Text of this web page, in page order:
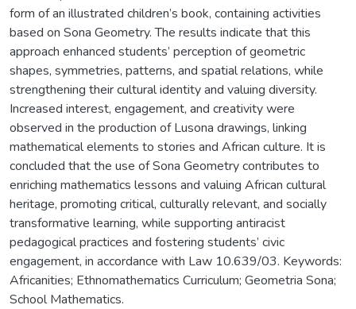
form of an illustrated children’s book, containing activities
based on Sona Geometry. The results indicate that this
approach enhanced students’ perception of geometric
shapes, symmetries, patterns, and spatial relations, while
strengthening their cultural identity and valuing diversity.
Increased interest, engagement, and creativity were
observed in the production of Lusona drawings, linking
mathematical elements to stories and African culture. It is
concluded that the use of Sona Geometry contributes to
enriching mathematics lessons and valuing African cultural
heritage, promoting critical, culturally relevant, and socially
transformative learning, while supporting antiracist
pedagogical practices and fostering students’ civic
engagement, in accordance with Law 10.639/03. Keywords:
Africanities; Ethnomathematics Curriculum; Geometria Sona;
School Mathematics.